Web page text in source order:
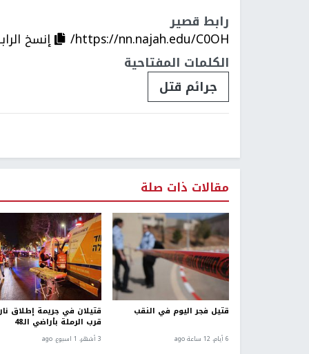
رابط قصير
https://nn.najah.edu/C0OH/
إنسخ
الكلمات المفتاحية
جرائم قتل
مقالات ذات صلة
قتيل فجر اليوم في النقب
6 أيام، 12 ساعة ago
قتيلان في جريمة إطلاق
قرب الرملة بأراضي الـ48
3 أشهر، 1 اسبوع. ago